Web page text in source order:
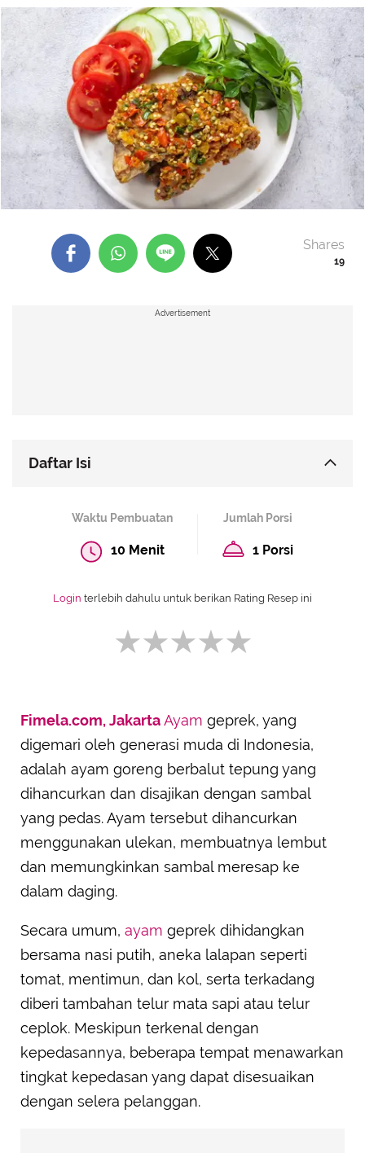
19
Shares
Daftar Isi
Resep Ayam Geprek Keju
Resep Ayam Geprek Renyah
Waktu Pembuatan
10 Menit
Jumlah Porsi
1 Porsi
Login terlebih dahulu untuk berikan Rating Resep ini
SUBMIT REVIEW
Fimela.com, JakartaAyam geprek, yang
digemari oleh generasi muda di Indonesia,
adalah ayam goreng berbalut tepung yang
dihancurkan dan disajikan dengan sambal
yang pedas. Ayam tersebut dihancurkan
menggunakan ulekan, membuatnya lembut
dan memungkinkan sambal meresap ke
dalam daging.
Secara umum, ayam geprek dihidangkan
bersama nasi putih, aneka lalapan seperti
tomat, mentimun, dan kol, serta terkadang
diberi tambahan telur mata sapi atau telur
ceplok. Meskipun terkenal dengan
kepedasannya, beberapa tempat menawarkan
tingkat kepedasan yang dapat disesuaikan
dengan selera pelanggan.